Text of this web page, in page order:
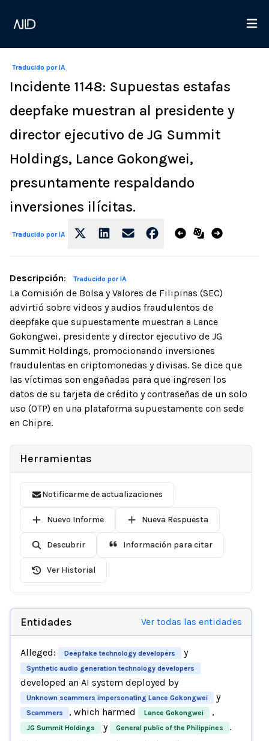
Traducido por IA
Incidente 1148: Supuestas estafas
deepfake muestran al presidente y
director ejecutivo de JG Summit
Holdings, Lance Gokongwei,
presuntamente respaldando
inversiones ilícitas.
Traducido por IA
Descripción: Traducido por IA
La Comisión de Bolsa y Valores de Filipinas (SEC)
advirtió sobre videos y audios fraudulentos de
deepfake que supuestamente muestran a Lance
Gokongwei, presidente y director ejecutivo de JG
Summit Holdings, promocionando inversiones
fraudulentas en criptomonedas y divisas. Se dice que
las víctimas son engañadas para que ingresen los
datos de su tarjeta de crédito y contraseñas de un solo
uso (OTP) en una plataforma supuestamente con sede
en Chipre.
Herramientas
Notificarme de actualizaciones
Nuevo Informe Nueva Respuesta
Descubrir Información para citar
Ver Historial
Entidades Ver todas las entidades
Alleged: Deepfake technology developers y
Synthetic audio generation technology developers
developed an AI system deployed by
Unknown scammers impersonating Lance Gokongwei y
Scammers , which harmed Lance Gokongwei ,
JG Summit Holdings y General public of the Philippines
.